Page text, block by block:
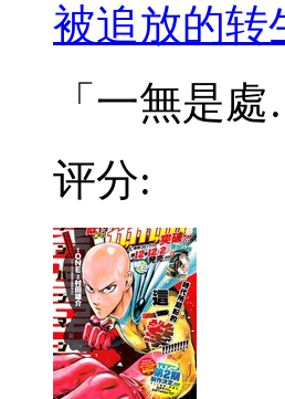
被追放的转
「一無是
评分: